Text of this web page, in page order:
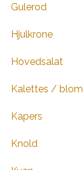
Gulerod
Hjulkrone
Hovedsalat
Kalettes /
Kapers
Knold